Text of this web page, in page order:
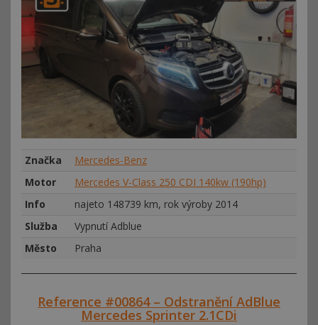
Značka
Mercedes-Benz
Motor
Mercedes V-Class 250 CDI 140kw (190hp)
Info
najeto 148739 km, rok výroby 2014
Služba
Vypnutí Adblue
Město
Praha
Reference #00864 – Odstranění AdBlue
Mercedes Sprinter 2.1CDi